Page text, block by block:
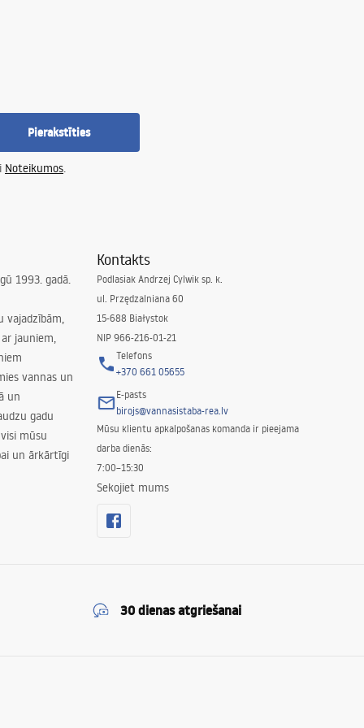
Pierakstīties
Noteikumos.
1993. gadā.
vajadzībām,
jauniem,
vannas un
un
gadu
mūsu
un ārkārtīgi
Kontakts
Podlasiak Andrzej Cylwik sp. k.
ul. Przędzalniana 60
15-688 Białystok
NIP 966-216-01-21
Telefons
+370 661 05655
E-pasts
birojs@vannasistaba-rea.lv
Mūsu klientu apkalpošanas komanda ir pieejama
darba dienās:
7:00–15:30
Sekojiet mums
30 dienas atgriešanai